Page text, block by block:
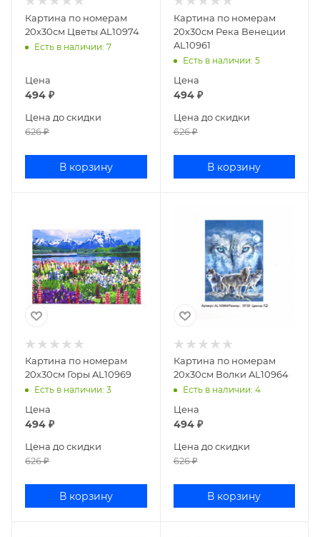
Картина по номерам
20х30см Цветы AL10974
Есть в наличии: 7
Цена
494 ₽
Цена до скидки
626₽
В корзину
Картина по номерам
20х30см Река Венеции
AL10961
Есть в наличии: 5
Цена
494₽
Цена до скидки
626₽
В корзину
Картина по номерам
20х30см Горы AL10969
Есть в наличии: 3
Цена
494 ₽
Цена до скидки
626₽
В корзину
Картина по номерам
20х30см Волки AL10964
Есть в наличии: 4
Цена
494₽
Цена до скидки
626₽
В корзину